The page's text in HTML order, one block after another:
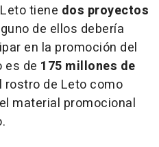
tiene dos proyectos
de ellos debería
en la promoción del
es de 175 millones de
rostro de Leto como
material promocional